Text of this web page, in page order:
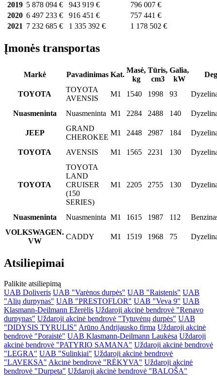
2019 5 878 094 € 943 919 €
796 007 €
2020 6 497 233 € 916 451 €
757 441 €
2021 7 232 685 € 1 335 392 € 1 178 502 €
Įmonės transportas
Markė Pavadinimas Kat.
Masė,
kg
Tūris,
cm3
Galia,
kW
TOYOTA
TOYOTA
AVENSIS
M1 1540 1998 93
Nuasmeninta Nuasmeninta M1 2284 2488 140
JEEP
GRAND
CHEROKEE
M1 2448 2987 184
TOYOTA AVENSIS M1 1565 2231 130
TOYOTA
TOYOTA
LAND
CRUISER
(150
SERIES)
M1 2205 2755 130
Nuasmeninta Nuasmeninta M1 1615 1987 112
VOLKSWAGEN.
VW
CADDY M1 1519 1968 75
Atsiliepimai
Palikite atsiliepimą
UAB Doliveris UAB "Varėnos durpės" UAB "Raistenis" UAB
"Alių durpynas" UAB "PRESTOFLOR" UAB "Veva 9" UAB
Klasmann-Deilmann Ežerėlis Uždaroji akcinė bendrovė "Renavo
durpynas" Uždaroji akcinė bendrovė "Tytuvėnų durpės" UAB
"DIDYSIS TYRULIS" Arūno Andrijausko firma Uždaroji akcinė
bendrovė "Poraistė" UAB Klasmann-Deilmann Laukėsa Uždaroji
akcinė bendrovė "PATYRIO SAMANA" Uždaroji akcinė bendrovė
"LEGRA" UAB "Sulinkiai" Uždaroji akcinė bendrovė
"LAVEKSA" Akcinė bendrovė "RĖKYVA" Uždaroji akcinė
bendrovė "Durpeta" Uždaroji akcinė bendrovė "BALOŠA"